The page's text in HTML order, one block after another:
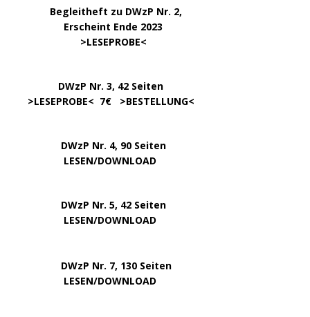
Begleitheft zu DWzP Nr. 2,
Erscheint Ende 2023
>LESEPROBE<
DWzP Nr. 3, 42 Seiten
>LESEPROBE< 7€ >BESTELLUNG<
DWzP Nr. 4, 90 Seiten
LESEN/DOWNLOAD
DWzP Nr. 5, 42 Seiten
LESEN/DOWNLOAD
DWzP Nr. 7, 130 Seiten
LESEN/DOWNLOAD